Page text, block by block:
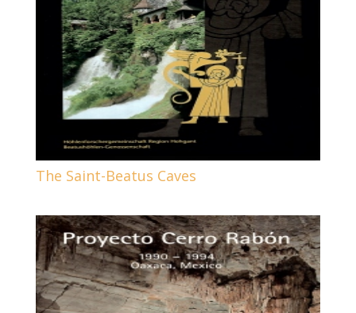
The Saint-Beatus Caves